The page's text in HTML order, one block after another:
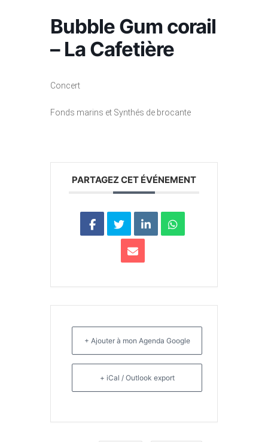
Bubble Gum corail
– La Cafetière
Concert
Fonds marins et Synthés de brocante
PARTAGEZ CET ÉVÉNEMENT
+ Ajouter à mon Agenda Google
+ iCal / Outlook export